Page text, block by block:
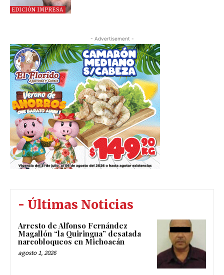
EDICIÓN IMPRESA
- Advertisement -
- Últimas Noticias
Arresto de Alfonso Fernández
Magallón “la Quiringua” desatada
narcobloqueos en Michoacán
agosto 1, 2026